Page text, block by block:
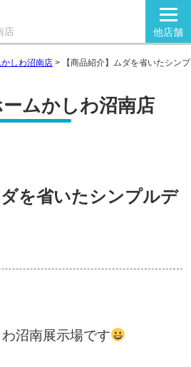
店 他店舗
しわ沼南店 > 【商品紹介】ムダを省いたシンプ
ムかしわ沼南店
ダを省いたシンプルデ
沼南展示場です